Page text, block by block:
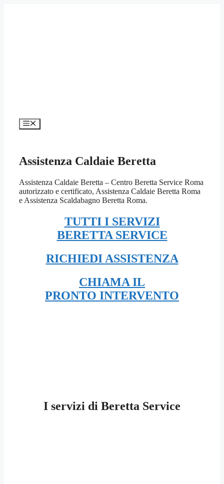
Menu
Assistenza Caldaie Beretta
Assistenza Caldaie Beretta – Centro Beretta Service Roma
autorizzato e certificato, Assistenza Caldaie Beretta Roma
e Assistenza Scaldabagno Beretta Roma.
TUTTI I SERVIZI
BERETTA SERVICE
RICHIEDI ASSISTENZA
CHIAMA IL
PRONTO INTERVENTO
I servizi di Beretta Service